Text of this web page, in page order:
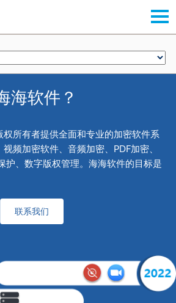
海软件？
所有者提供全面和专业的加密软件系
频加密软件、音频加密、PDF加密、
护、数字版权管理。海海软件的目标是
联系我们